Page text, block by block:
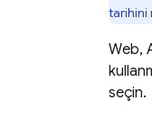
tarihini
Web,
seçin.